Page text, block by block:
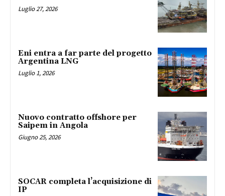
Luglio 27, 2026
Eni entra a far parte del progetto
Argentina LNG
Luglio 1, 2026
Nuovo contratto offshore per
Saipem in Angola
Giugno 25, 2026
SOCAR completa l’acquisizione di
IP